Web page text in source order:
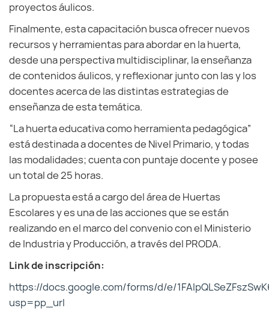
proyectos áulicos.
Finalmente, esta capacitación busca ofrecer nuevos
recursos y herramientas para abordar en la huerta,
desde una perspectiva multidisciplinar, la enseñanza
de contenidos áulicos, y reflexionar junto con las y los
docentes acerca de las distintas estrategias de
enseñanza de esta temática.
“La huerta educativa como herramienta pedagógica”
está destinada a docentes de Nivel Primario, y todas
las modalidades; cuenta con puntaje docente y posee
un total de 25 horas.
La propuesta está a cargo del área de Huertas
Escolares y es una de las acciones que se están
realizando en el marco del convenio con el Ministerio
de Industria y Producción, a través del PRODA.
Link de inscripción:
https://docs.google.com/forms/d/e/
usp=pp_url